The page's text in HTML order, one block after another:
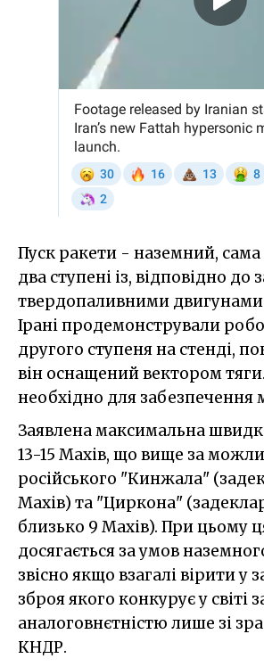
Пуск ракети - наземний, сама
два ступені із, відповідно до
твердопаливними
Ірані продемонстрували
другого ступеня на стенді,
він оснащений вектором
необхідно для забезпечення
Заявлена максимальна
13-15 Махів, що вище за
російського "Кинжала"
Махів) та "Циркона"
близько 9 Махів). При цьому
досягається за умов
звісно якщо взагалі вірити у
зброя якого конкурує у світі
аналоговнєтністю лише зі
КНДР.